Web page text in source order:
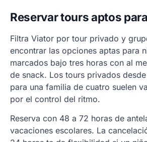
Reservar tours aptos
Filtra Viator por tour privado y
encontrar las opciones aptas para
marcados bajo tres horas con al
de snack. Los tours privados
para una familia de cuatro suelen
por el control del ritmo.
Reserva con 48 a 72 horas de
vacaciones escolares. La